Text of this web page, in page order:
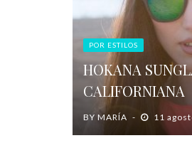
POR ESTILOS
HOKANA
CALIFORNIANA
BY MARÍA 11